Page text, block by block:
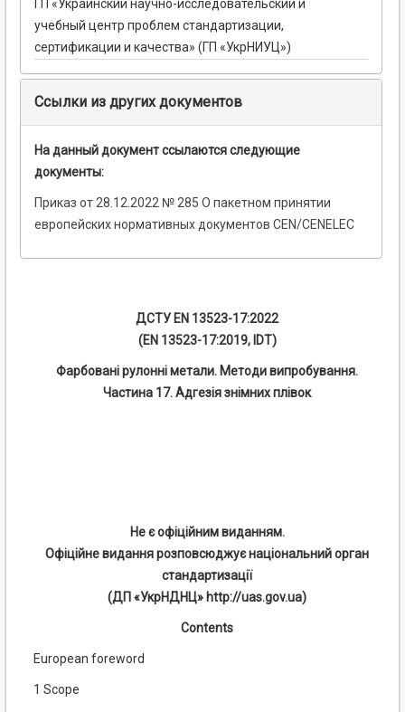
ГП «Украинский научно-исследовательский и
учебный центр проблем стандартизации,
сертификации и качества» (ГП «УкрНИУЦ»)
Ссылки из других документов
На данный документ ссылаются следующие
документы:
Приказ от 28.12.2022 № 285 О пакетном принятии
европейских нормативных документов CEN/CENELEC
ДСТУ EN 13523-17:2022
(EN 13523-17:2019, IDT)
Фарбовані рулонні метали. Методи випробування.
Частина 17. Адгезія знімних плівок
Не є офіційним виданням.
Офіційне видання розповсюджує національний орган
стандартизації
(ДП «УкрНДНЦ» http://uas.gov.ua)
Contents
European foreword
1 Scope